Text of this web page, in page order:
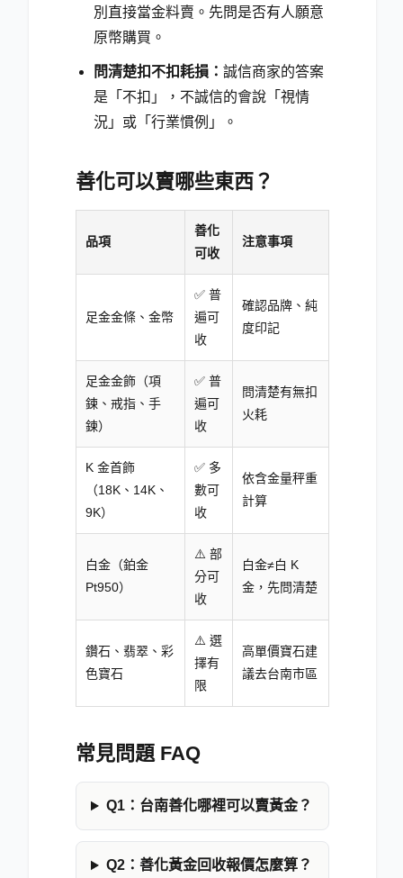
別直接當金料賣。先問是否有人願意
原幣購買。
問清楚扣不扣耗損： 誠信商家的答案
是「不扣」，不誠信的會說「視情
況」或「行業慣例」。
善化可以賣哪些東西？
品項
善化
可收
注意事項
足金金條、金幣
✅ 普
遍可
收
確認品牌、純
度印記
足金金飾（項
鍊、戒指、手
鍊）
✅ 普
遍可
收
問清楚有無扣
火耗
K 金首飾
（18K、14K、
9K）
✅ 多
數可
收
依含金量秤重
計算
白金（鉑金
Pt950）
⚠️ 部
分可
收
白金≠白 K
金，先問清楚
鑽石、翡翠、彩
色寶石
⚠️ 選
擇有
限
高單價寶石建
議去台南市區
常見問題 FAQ
Q1：台南善化哪裡可以賣黃金？
Q2：善化黃金回收報價怎麼算？